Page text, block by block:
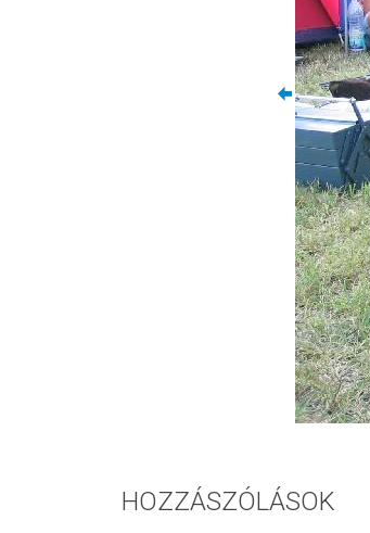
HOZZÁSZÓLÁSOK